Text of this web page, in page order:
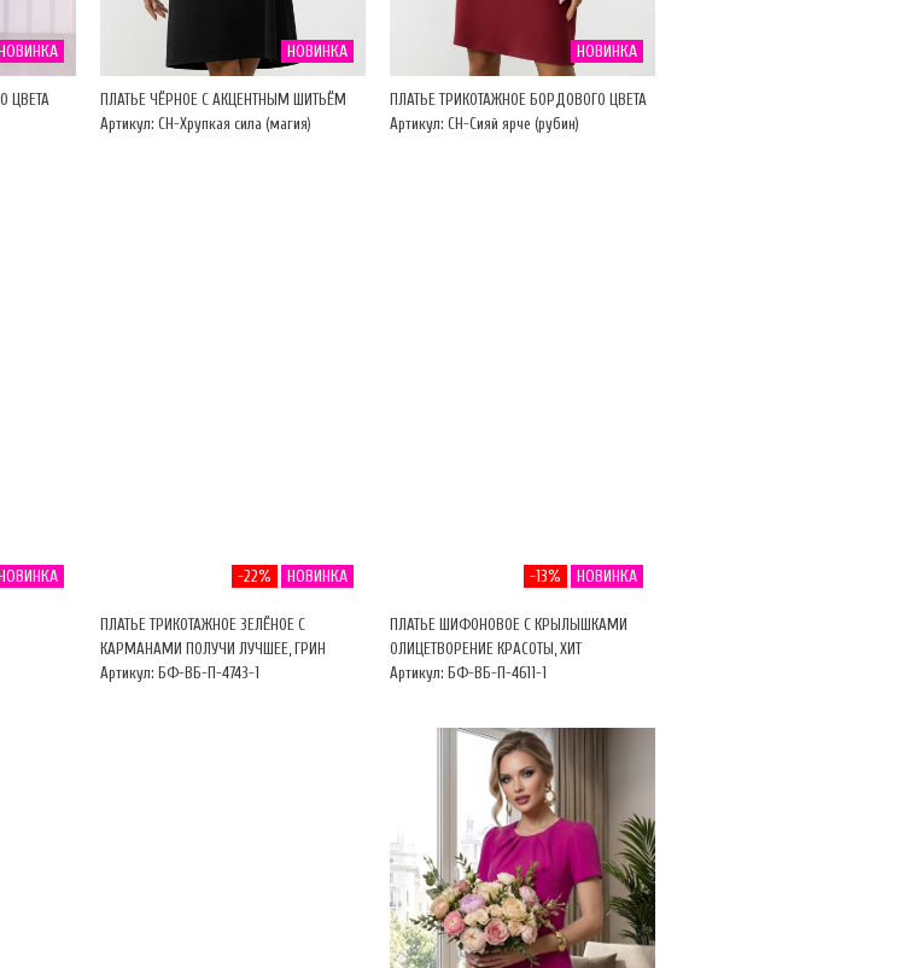
ЦВЕТА
НОВИНКА
ПЛАТЬЕ ЧЁРНОЕ С АКЦЕНТНЫМ ШИТЬЁМ
Артикул: CH-Хрупкая сила (магия)
НОВИНКА
ПЛАТЬЕ ТРИКОТАЖНОЕ БОРДОВОГО ЦВЕТА
Артикул: CH-Сияй ярче (рубин)
-22% НОВИНКА
ПЛАТЬЕ ТРИКОТАЖНОЕ ЗЕЛЁНОЕ С
КАРМАНАМИ ПОЛУЧИ ЛУЧШЕЕ, ГРИН
Артикул: БФ-ВБ-П-4743-1
-13% НОВИНКА
ПЛАТЬЕ ШИФОНОВОЕ С КРЫЛЫШКАМИ
ОЛИЦЕТВОРЕНИЕ КРАСОТЫ, ХИТ
Артикул: БФ-ВБ-П-4611-1